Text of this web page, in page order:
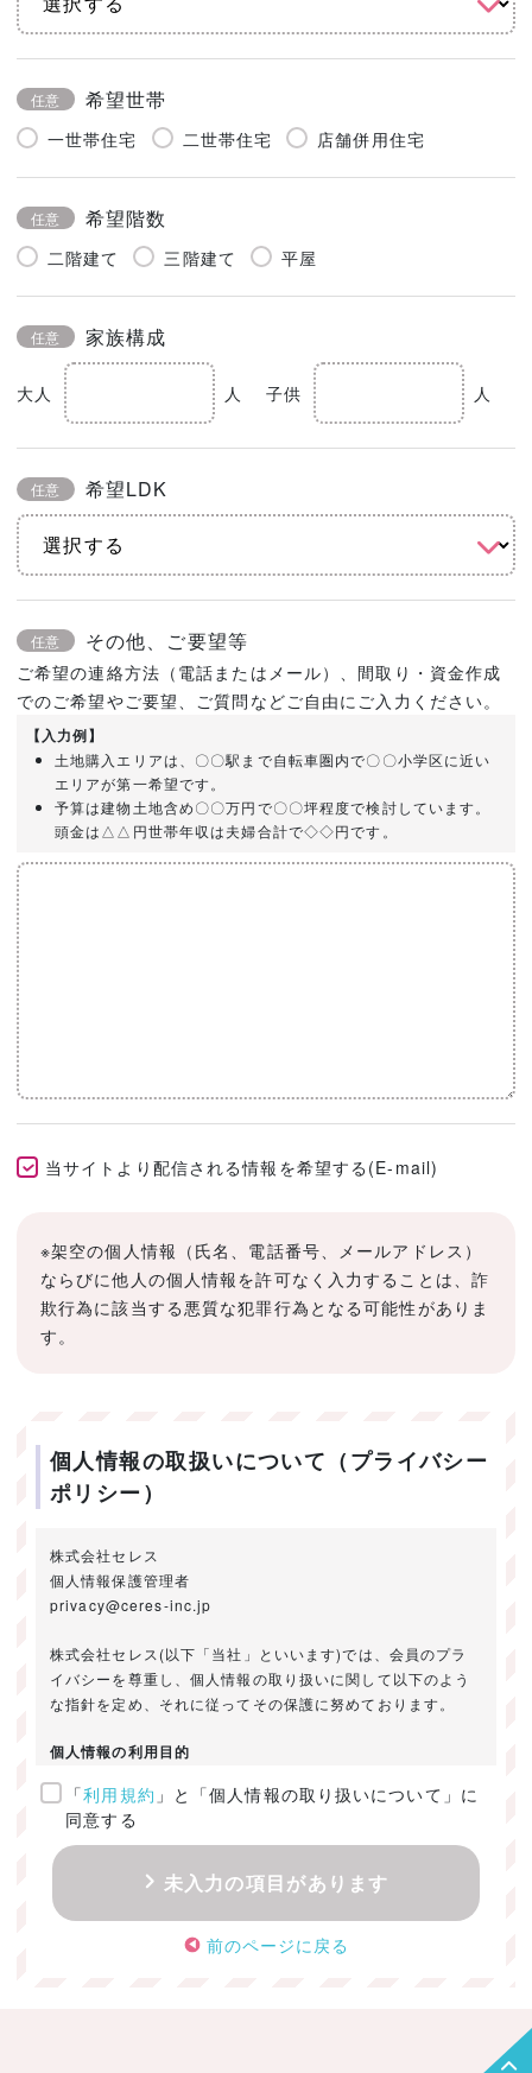
任意 希望世帯
一世帯住宅 二世帯住宅 店舗併用住宅
任意 希望階数
二階建て 三階建て 平屋
任意 家族構成
大人 人 子供 人
任意 希望LDK
任意 その他、ご要望等
ご希望の連絡方法（電話またはメール）、間取り・資金作成
でのご希望やご要望、ご質問などご自由にご入力ください。
【入力例】
土地購入エリアは、〇〇駅まで自転車圏内で〇〇小学区に近い
エリアが第一希望です。
予算は建物土地含め〇〇万円で〇〇坪程度で検討しています。
頭金は△△円世帯年収は夫婦合計で◇◇円です。
当サイトより配信される情報を希望する(E-mail)
※架空の個人情報（氏名、電話番号、メールアドレス）
ならびに他人の個人情報を許可なく入力することは、詐
欺行為に該当する悪質な犯罪行為となる可能性がありま
す。
個人情報の取扱いについて（プライバシー
ポリシー）
株式会社セレス
個人情報保護管理者
privacy@ceres-inc.jp
株式会社セレス(以下「当社」といいます)では、会員のプラ
イバシーを尊重し、個人情報の取り扱いに関して以下のよう
な指針を定め、それに従ってその保護に努めております。
個人情報の利用目的
ご提供いただきました個人情報は、以下のためにのみ利用い
たします。
・お問い合わせに対する回答及び資料送付のご連絡
・当社のお客様向けサービスの提供
・本人確認
・サービスの開発・改善のための分析
「利用規約 」と「個人情報の取り扱いについて」に
同意する
未入力の項目があります
前のページに戻る